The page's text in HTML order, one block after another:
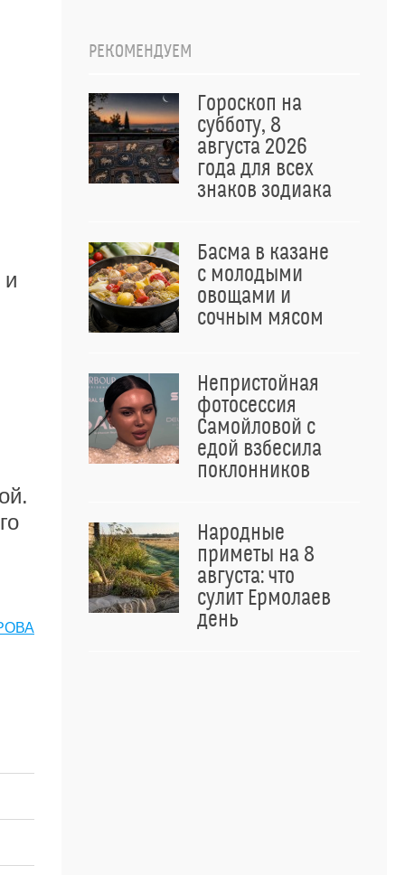
РЕКОМЕНДУЕМ
Гороскоп на
субботу, 8
августа 2026
года для всех
знаков зодиака
Басма в казане
с молодыми
овощами и
сочным мясом
Непристойная
фотосессия
Самойловой с
едой взбесила
поклонников
Народные
приметы на 8
августа: что
сулит Ермолаев
день